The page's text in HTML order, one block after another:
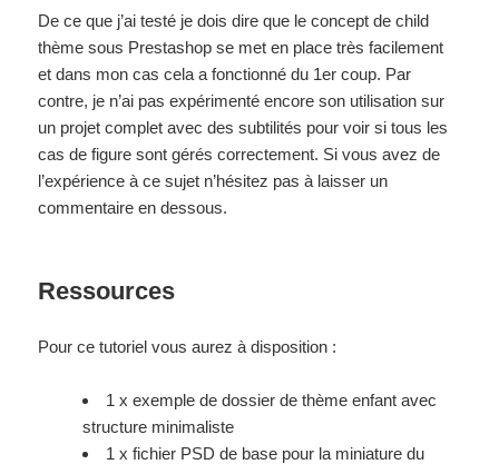
De ce que j’ai testé je dois dire que le concept de child
thème sous Prestashop se met en place très facilement
et dans mon cas cela a fonctionné du 1er coup. Par
contre, je n’ai pas expérimenté encore son utilisation sur
un projet complet avec des subtilités pour voir si tous les
cas de figure sont gérés correctement. Si vous avez de
l’expérience à ce sujet n’hésitez pas à laisser un
commentaire en dessous.
Ressources
Pour ce tutoriel vous aurez à disposition :
1 x exemple de dossier de thème enfant avec
structure minimaliste
1 x fichier PSD de base pour la miniature du